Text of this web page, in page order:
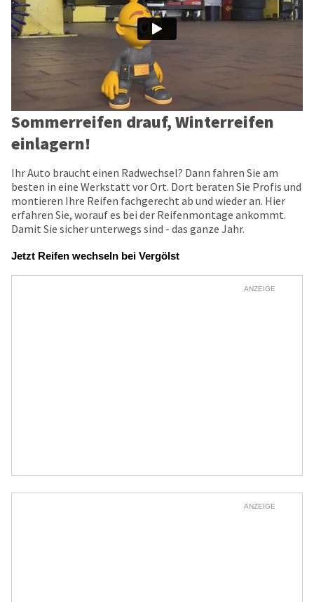
Sommerreifen drauf, Winterreifen
einlagern!
Ihr Auto braucht einen Radwechsel? Dann fahren Sie am
besten in eine Werkstatt vor Ort. Dort beraten Sie Profis und
montieren Ihre Reifen fachgerecht ab und wieder an. Hier
erfahren Sie, worauf es bei der Reifenmontage ankommt.
Damit Sie sicher unterwegs sind - das ganze Jahr.
Jetzt Reifen wechseln bei Vergölst
ANZEIGE
ANZEIGE